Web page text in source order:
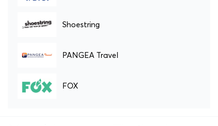
Shoestring
PANGEA Travel
FOX